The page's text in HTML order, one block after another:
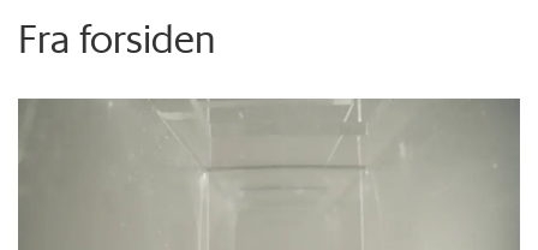
Fra forsiden